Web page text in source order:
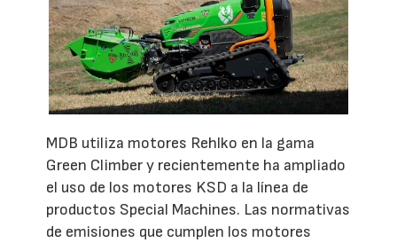
MDB utiliza motores Rehlko en la gama
Green Climber y recientemente ha ampliado
el uso de los motores KSD a la línea de
productos Special Machines. Las normativas
de emisiones que cumplen los motores